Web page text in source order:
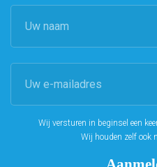
Wij versturen in beginsel een
Wij houden zelf ook